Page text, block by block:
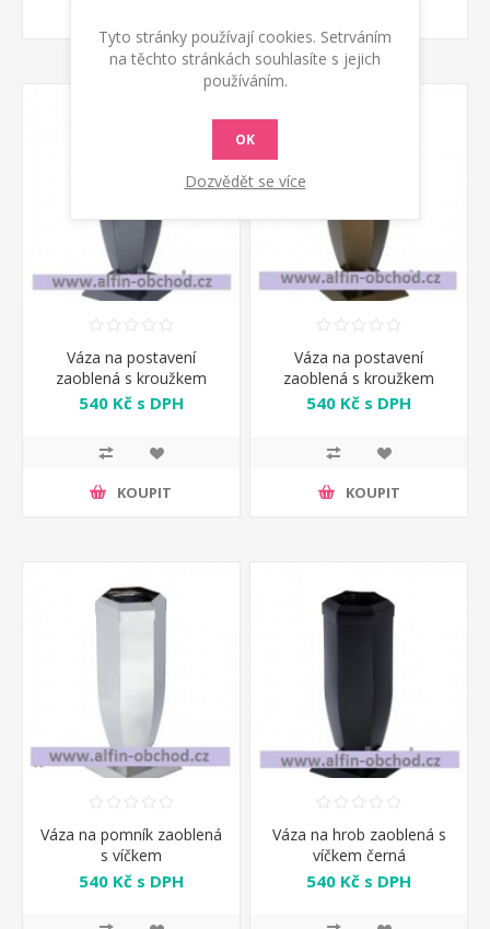
Váza na postavení
zaoblená s kroužkem
starostříbro
540 Kč s DPH
KOUPIT
Váza na postavení
zaoblená s kroužkem
starozlato
540 Kč s DPH
KOUPIT
Váza na pomník zaoblená
s víčkem
540 Kč s DPH
Váza na hrob zaoblená s
víčkem černá
540 Kč s DPH
Tyto stránky používají cookies. Setrváním
na těchto stránkách souhlasíte s jejich
používáním.
OK
Dozvědět se více